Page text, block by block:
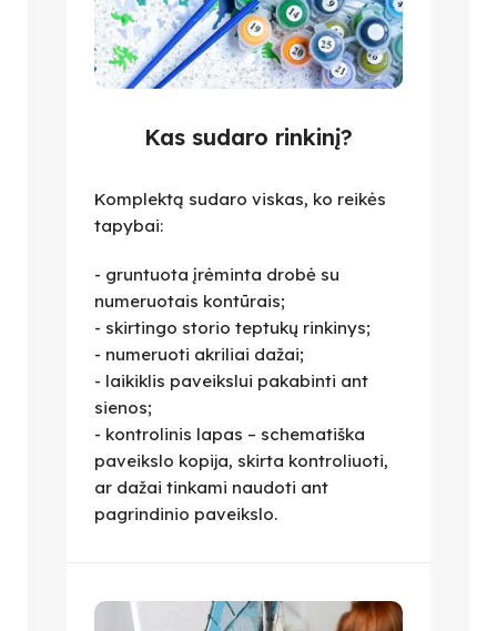
Kas sudaro rinkinį?
Komplektą sudaro viskas, ko reikės
tapybai:
- gruntuota įrėminta drobė su
numeruotais kontūrais;
- skirtingo storio teptukų rinkinys;
- numeruoti akriliai dažai;
- laikiklis paveikslui pakabinti ant
sienos;
- kontrolinis lapas – schematiška
paveikslo kopija, skirta kontroliuoti,
ar dažai tinkami naudoti ant
pagrindinio paveikslo.